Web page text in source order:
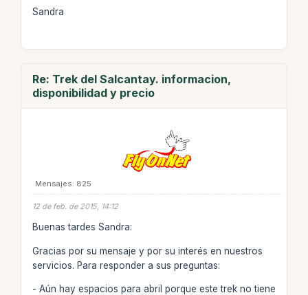
Sandra
Re: Trek del Salcantay. informacion,
disponibilidad y precio
Mensajes: 825
12 de feb. de 2015, 14:12
Buenas tardes Sandra:
Gracias por su mensaje y por su interés en nuestros
servicios. Para responder a sus preguntas:
- Aún hay espacios para abril porque este trek no tiene